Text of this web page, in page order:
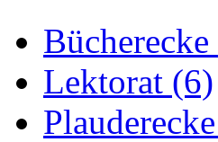
Bücherecke
Lektorat (6)
Plauderecke